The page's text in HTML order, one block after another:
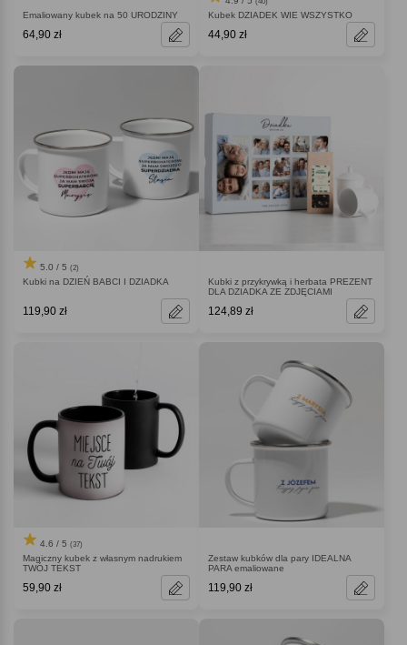
Emaliowany kubek na 50 URODZINY
64,90 zł
Kubek DZIADEK WIE WSZYSTKO
44,90 zł
5.0 / 5 (2)
Kubki na DZIEŃ BABCI I DZIADKA
119,90 zł
Kubki z przykrywką i herbata PREZENT
DLA DZIADKA ZE ZDJĘCIAMI
124,89 zł
4.6 / 5 (37)
Magiczny kubek z własnym nadrukiem
TWÓJ TEKST
59,90 zł
Zestaw kubków dla pary IDEALNA
PARA emaliowane
119,90 zł